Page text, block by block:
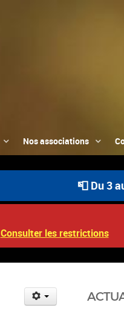
Nos associations
📮 Du 3 au
Consulter les restrictions